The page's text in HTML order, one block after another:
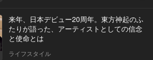
来年、日本デビュー20周年。東方神起のふ
たりが語った、アーティストとしての信念
と使命とは
ライフスタイル